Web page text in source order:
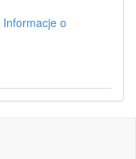
Informacje o